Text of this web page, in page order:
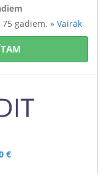
gadiem. » Vairāk
€